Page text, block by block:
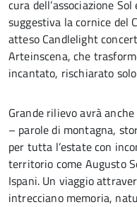
cura dell’associazione
suggestiva la cornice del
atteso Candlelight
Arteinscena, che
incantato, rischiarato
Grande rilievo avrà
– parole di montagna,
per tutta l’estate con
territorio come Augusto
Ispani. Un viaggio
intrecciano memoria,